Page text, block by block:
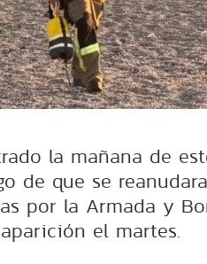
la mañana de
de que se
por la Armada y
el martes.